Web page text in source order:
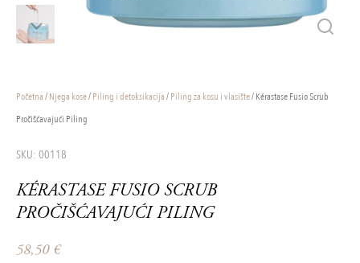
Početna/Njega kose/Piling i detoksikacija/Piling za kosu i vlasište/ Kérastase Fusio Scrub
Pročišćavajući Piling
SKU: 00118
KÉRASTASE FUSIO SCRUB
PROČIŠĆAVAJUĆI PILING
58,50 €